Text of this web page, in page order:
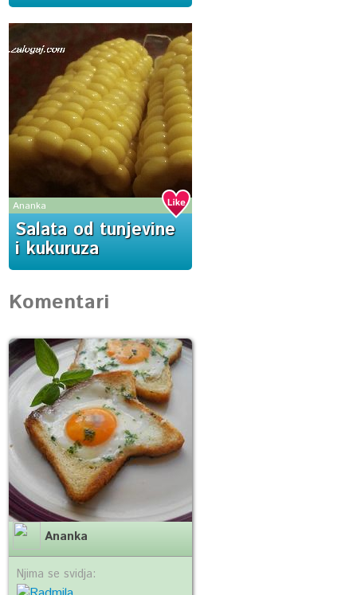
Ananka
Salata od tunjevine
i kukuruza
Komentari
Ananka
Njima se svidja: